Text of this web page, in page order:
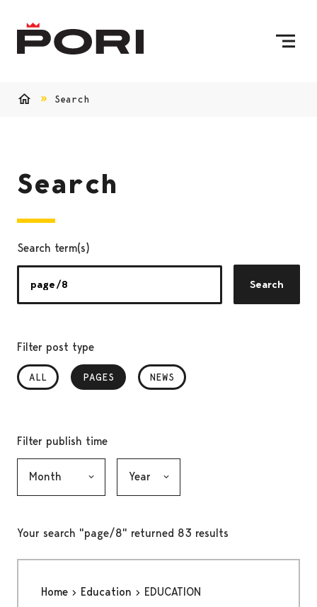
Search
Search
Search term(s)
Search
Filter post type
ALL PAGES
, SELECTED NEWS
Filter publish time
Your search "page/8" returned 83 results
Home Education EDUCATION